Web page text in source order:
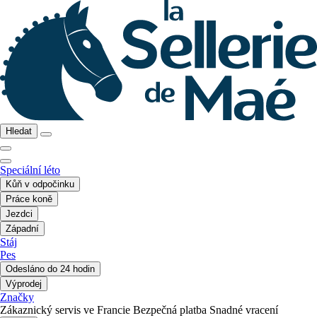
Hledat
Speciální léto
Kůň v odpočinku
Práce koně
Jezdci
Západní
Stáj
Pes
Odesláno do 24 hodin
Výprodej
Značky
Zákaznický servis ve Francie Bezpečná platba Snadné vracení